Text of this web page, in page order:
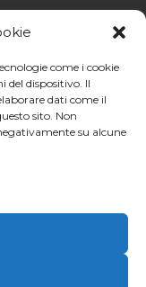
come i cookie
del dispositivo. Il
dati come il
sito. Non
su alcune
NESSUN ORDINE ON-